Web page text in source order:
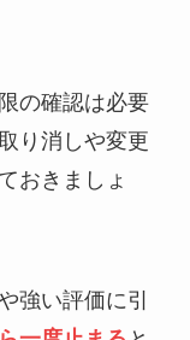
の確認は必要
り消しや変更
おきましょ
強い評価に引